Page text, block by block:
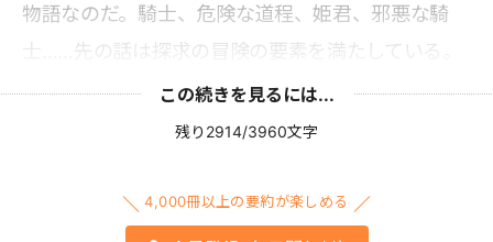
物語なのだ。騎士、危険な道程、姫君、邪悪な騎
士……先の話は探求の冒険の要素を満たしている。
この続きを見るには...
残り2914/3960文字
4,000冊以上の要約が楽しめる